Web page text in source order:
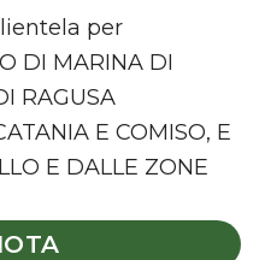
per
DI MARINA DI
RAGUSA
E COMISO, E
E DALLE ZONE